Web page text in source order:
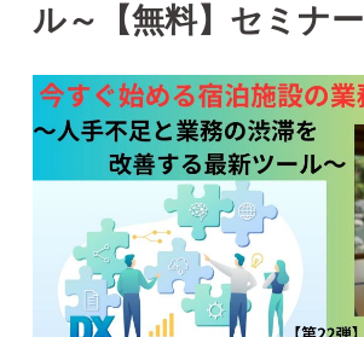
ル～【無料】セミナー